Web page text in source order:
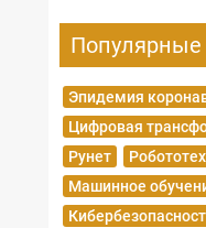
Популярные
Эпидемия
Цифровая
Рунет
Машинное